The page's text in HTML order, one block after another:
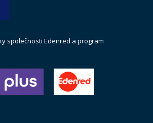
společnosti Edenred a program